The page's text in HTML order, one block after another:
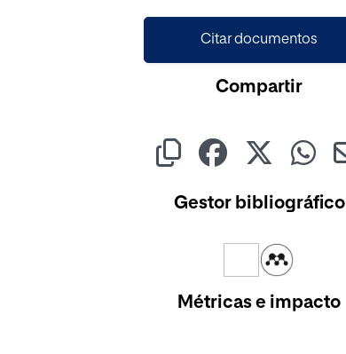
Citar documentos
Compartir
Gestor bibliográfico
Métricas e impacto